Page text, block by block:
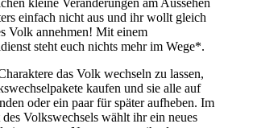
kleine Veränderungen am Aussehen
einfach nicht aus und ihr wollt gleich
Volk annehmen! Mit einem
steht euch nichts mehr im Wege*.
das Volk wechseln zu lassen,
kaufen und sie alle auf
oder ein paar für später aufheben. Im
Volkswechsels wählt ihr ein neues